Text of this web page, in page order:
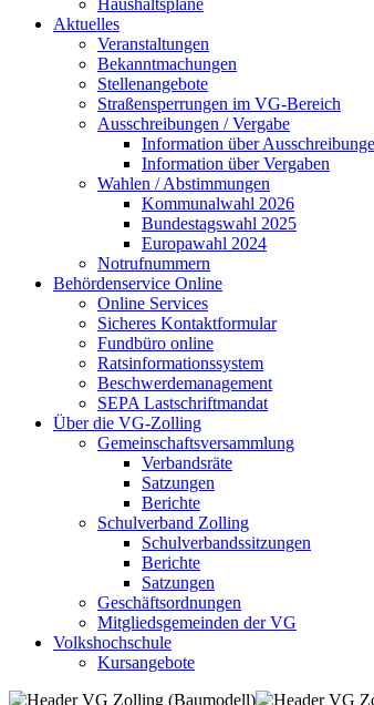
Haushaltspläne
Aktuelles
Veranstaltungen
Bekanntmachungen
Stellenangebote
Straßensperrungen im VG-Bereich
Ausschreibungen / Vergabe
Information über
Information über Vergaben
Wahlen / Abstimmungen
Kommunalwahl 2026
Bundestagswahl 2025
Europawahl 2024
Notrufnummern
Behördenservice Online
Online Services
Sicheres Kontaktformular
Fundbüro online
Ratsinformationssystem
Beschwerdemanagement
SEPA Lastschriftmandat
Über die VG-Zolling
Gemeinschaftsversammlung
Verbandsräte
Satzungen
Berichte
Schulverband Zolling
Schulverbandssitzungen
Berichte
Satzungen
Geschäftsordnungen
Mitgliedsgemeinden der VG
Volkshochschule
Kursangebote